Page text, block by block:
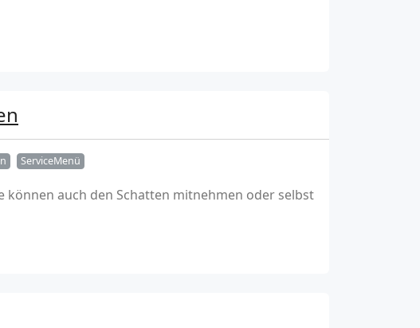
ServiceMenü
auch den Schatten mitnehmen oder selbst